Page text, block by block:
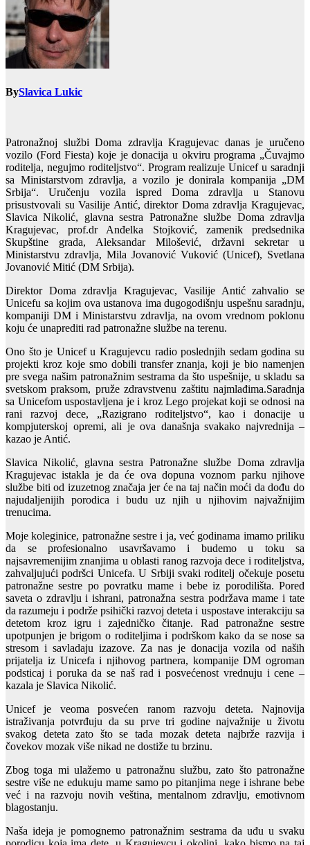
BySlavica Lukic
Patronažnoj službi Doma zdravlja Kragujevac danas je uručeno
vozilo (Ford Fiesta) koje je donacija u okviru programa „Čuvajmo
roditelja, negujmo roditeljstvo“. Program realizuje Unicef u saradnji
sa Ministarstvom zdravlja, a vozilo je donirala kompanija „DM
Srbija“. Uručenju vozila ispred Doma zdravlja u Stanovu
prisustvovali su Vasilije Antić, direktor Doma zdravlja Kragujevac,
Slavica Nikolić, glavna sestra Patronažne službe Doma zdravlja
Kragujevac, prof.dr Anđelka Stojković, zamenik predsednika
Skupštine grada, Aleksandar Milošević, državni sekretar u
Ministarstvu zdravlja, Mila Jovanović Vuković (Unicef), Svetlana
Jovanović Mitić (DM Srbija).
Direktor Doma zdravlja Kragujevac, Vasilije Antić zahvalio se
Unicefu sa kojim ova ustanova ima dugogodišnju uspešnu saradnju,
kompaniji DM i Ministarstvu zdravlja, na ovom vrednom poklonu
koju će unaprediti rad patronažne službe na terenu.
Ono što je Unicef u Kragujevcu radio poslednjih sedam godina su
projekti kroz koje smo dobili transfer znanja, koji je bio namenjen
pre svega našim patronažnim sestrama da što uspešnije, u skladu sa
svetskom praksom, pruže zdravstvenu zaštitu najmlađima.Saradnja
sa Unicefom uspostavljena je i kroz Lego projekat koji se odnosi na
rani razvoj dece, „Razigrano roditeljstvo“, kao i donacije u
kompjuterskoj opremi, ali je ova današnja svakako najvrednija –
kazao je Antić.
Slavica Nikolić, glavna sestra Patronažne službe Doma zdravlja
Kragujevac istakla je da će ova dopuna voznom parku njihove
službe biti od izuzetnog značaja jer će na taj način moći da dođu do
najudaljenijih porodica i budu uz njih u njihovim najvažnijim
trenucima.
Moje koleginice, patronažne sestre i ja, već godinama imamo priliku
da se profesionalno usavršavamo i budemo u toku sa
najsavremenijim znanjima u oblasti ranog razvoja dece i roditeljstva,
zahvaljujući podršci Unicefa. U Srbiji svaki roditelj očekuje posetu
patronažne sestre po povratku mame i bebe iz porodilišta. Pored
saveta o zdravlju i ishrani, patronažna sestra podržava mame i tate
da razumeju i podrže psihički razvoj deteta i uspostave interakciju sa
detetom kroz igru i zajedničko čitanje. Rad patronažne sestre
upotpunjen je brigom o roditeljima i podrškom kako da se nose sa
stresom i savladaju izazove. Za nas je donacija vozila od naših
prijatelja iz Unicefa i njihovog partnera, kompanije DM ogroman
podsticaj i poruka da se naš rad i posvećenost vrednuju i cene –
kazala je Slavica Nikolić.
Unicef je veoma posvećen ranom razvoju deteta. Najnovija
istraživanja potvrđuju da su prve tri godine najvažnije u životu
svakog deteta zato što se tada mozak deteta najbrže razvija i
čovekov mozak više nikad ne dostiže tu brzinu.
Zbog toga mi ulažemo u patronažnu službu, zato što patronažne
sestre više ne edukuju mame samo po pitanjima nege i ishrane bebe
već i na razvoju novih veština, mentalnom zdravlju, emotivnom
blagostanju.
Naša ideja je pomognemo patronažnim sestrama da uđu u svaku